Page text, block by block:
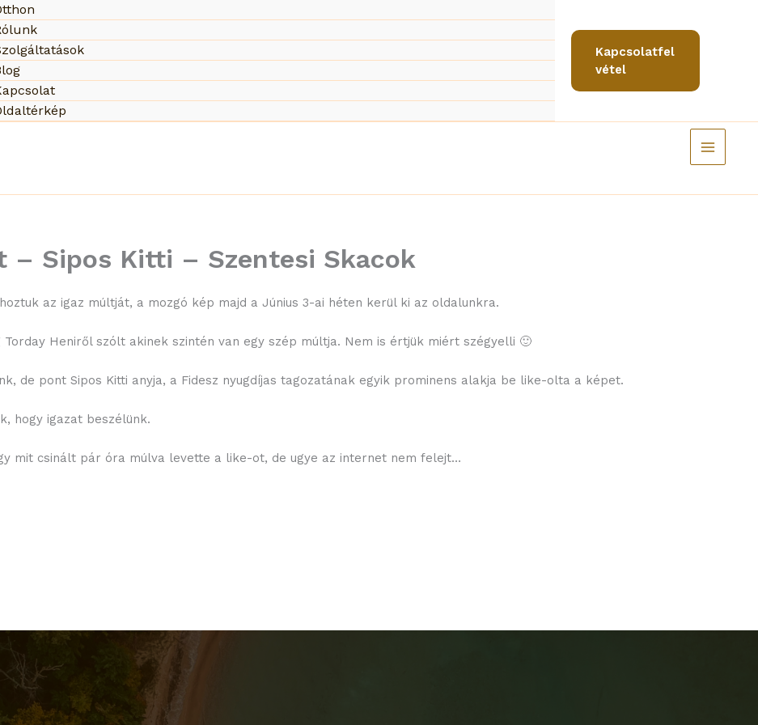
Kapcsolatfel
vétel
Sipos Kitti – Szentesi Skacok
az igaz múltját, a mozgó kép majd a Június 3-ai héten kerül ki az oldalunkra.
Heniről szólt akinek szintén van egy szép múltja. Nem is értjük miért szégyelli 🙂
de pont Sipos Kitti anyja, a Fidesz nyugdíjas tagozatának egyik prominens alakja be like-olta a képet.
hogy igazat beszélünk.
mit csinált pár óra múlva levette a like-ot, de ugye az internet nem felejt…